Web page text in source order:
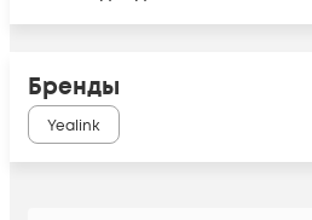
Бренды
Yealink